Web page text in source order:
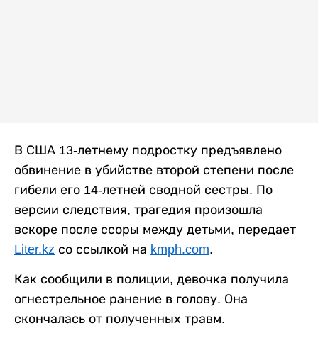
В США 13-летнему подростку предъявлено
обвинение в убийстве второй степени после
гибели его 14-летней сводной сестры. По
версии следствия, трагедия произошла
вскоре после ссоры между детьми, передает
Liter.kz со ссылкой на kmph.com.
Как сообщили в полиции, девочка получила
огнестрельное ранение в голову. Она
скончалась от полученных травм.